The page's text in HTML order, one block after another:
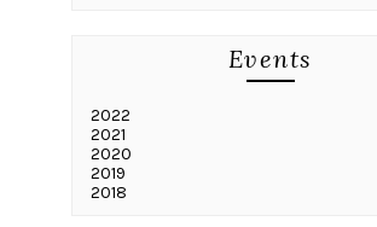
Events
2022
2021
2020
2019
2018